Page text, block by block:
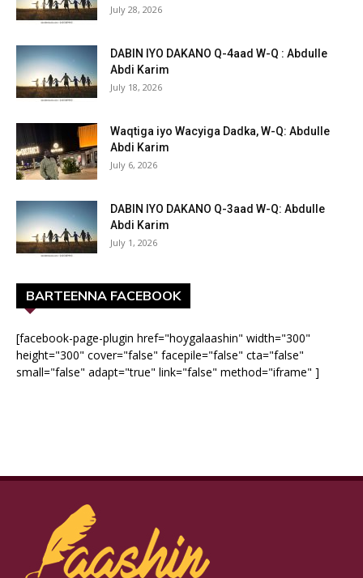
July 28, 2026
DABIN IYO DAKANO Q-4aad W-Q : Abdulle
Abdi Karim
July 18, 2026
Waqtiga iyo Wacyiga Dadka, W-Q: Abdulle
Abdi Karim
July 6, 2026
DABIN IYO DAKANO Q-3aad W-Q: Abdulle
Abdi Karim
July 1, 2026
BARTEENNA FACEBOOK
[facebook-page-plugin href="hoygalaashin" width="300"
height="300" cover="false" facepile="false" cta="false"
small="false" adapt="true" link="false" method="iframe" ]